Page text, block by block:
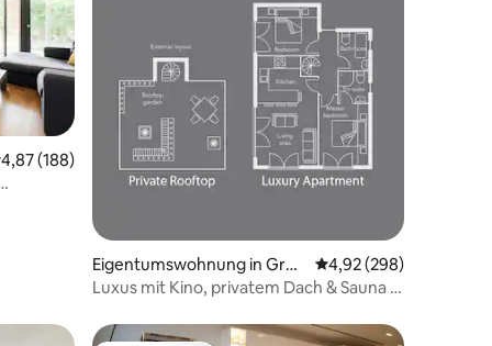
Bewertung: 4,87 von 5, 188 Bewertungen
4,87 (188)
Eigentumswohnung in Grea
ter London
Durchschnittliche
4,92 (298)
Luxus mit Kino, privatem Dach & Sauna in